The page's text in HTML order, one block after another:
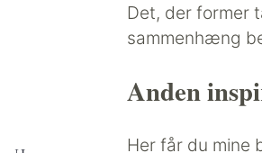
Det, der former
sammenhæng
Anden
Her får du mine